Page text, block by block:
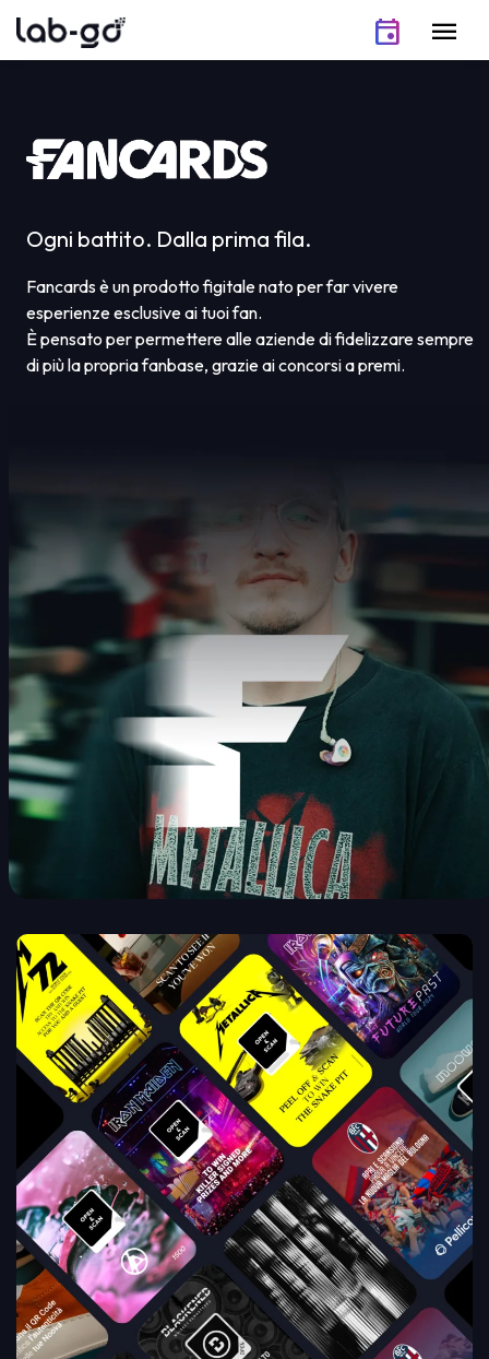
Vai al contenuto
event menu
Ogni battito. Dalla prima fila.
Fancards è un prodotto figitale nato per far vivere
esperienze esclusive ai tuoi fan.
È pensato per permettere alle aziende di fidelizzare sempre
di più la propria fanbase, grazie ai concorsi a premi.